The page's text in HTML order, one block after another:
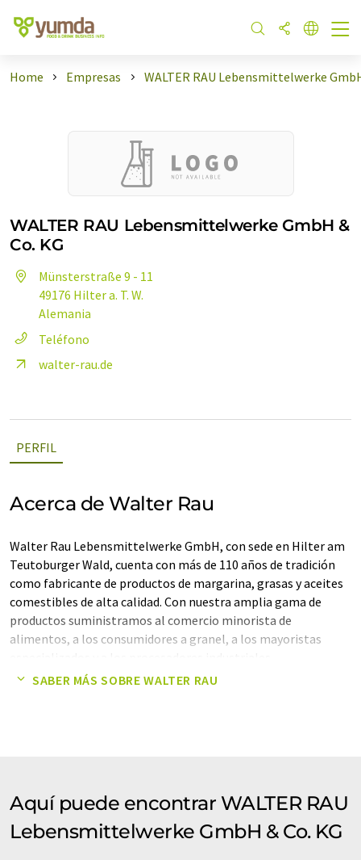
Home Empresas WALTER RAU Lebensmittelwerke
WALTER RAU Lebensmittelwerke GmbH &
Co. KG
Münsterstraße 9 - 11
49176 Hilter a. T. W.
Alemania
Teléfono
walter-rau.de
PERFIL
Acerca de Walter Rau
Walter Rau Lebensmittelwerke GmbH, con sede en Hilter am
Teutoburger Wald, cuenta con más de 110 años de tradición
como fabricante de productos de margarina, grasas y aceites
comestibles de alta calidad. Con nuestra amplia gama de
productos suministramos al comercio minorista de
alimentos, a los consumidores a granel, a los mayoristas
SABER MÁS SOBRE WALTER RAU
Aquí puede encontrar WALTER RAU
Lebensmittelwerke GmbH & Co. KG